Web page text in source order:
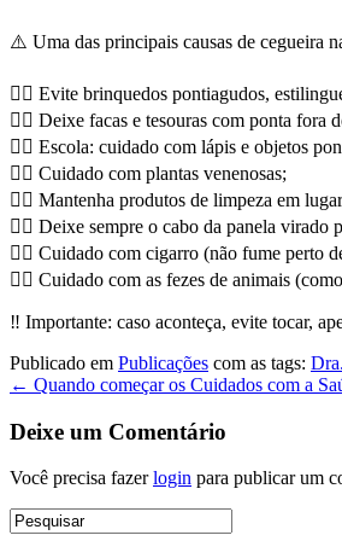
⚠️ Uma das principais causas de cegueira
👉🏻 Evite brinquedos pontiagudos,
👉🏻 Deixe facas e tesouras com ponta fora
👉🏻 Escola: cuidado com lápis e objetos
👉🏻 Cuidado com plantas venenosas;
👉🏻 Mantenha produtos de limpeza em
👉🏻 Deixe sempre o cabo da panela virado
👉🏻 Cuidado com cigarro (não fume perto
👉🏻 Cuidado com as fezes de animais
‼️ Importante: caso aconteça, evite tocar,
Publicado em Publicações com as tags:
← Quando começar os Cuidados com a
Deixe um Comentário
Você precisa fazerlogin para publicar um